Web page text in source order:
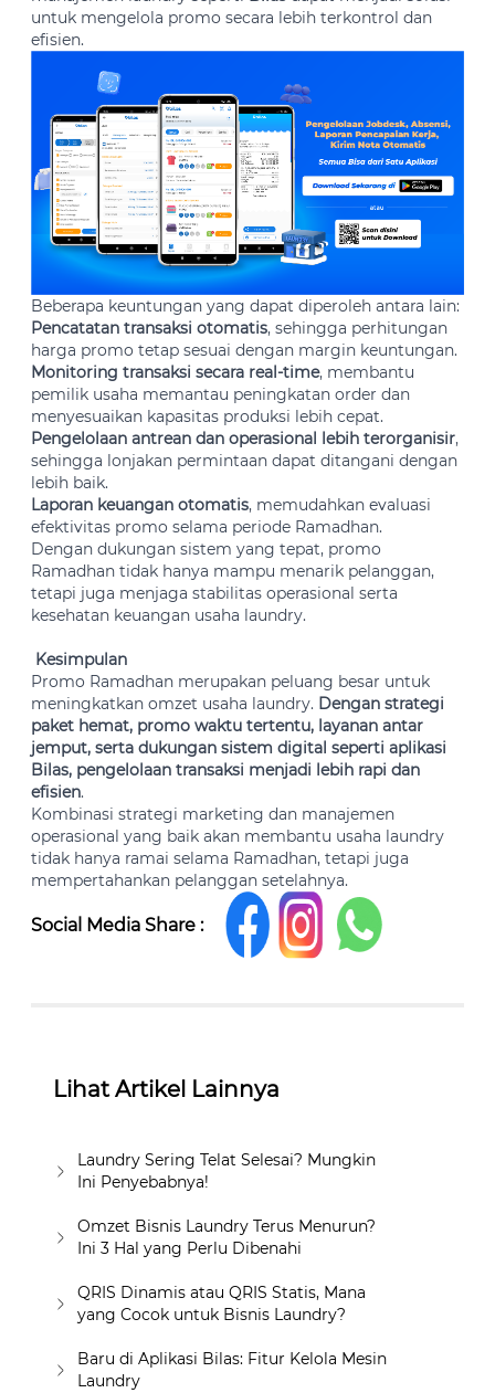
untuk mengelola promo secara lebih terkontrol dan
efisien.
Beberapa keuntungan yang dapat diperoleh antara lain:
Pencatatan transaksi otomatis, sehingga perhitungan
harga promo tetap sesuai dengan margin keuntungan.
Monitoring transaksi secara real-time, membantu
pemilik usaha memantau peningkatan order dan
menyesuaikan kapasitas produksi lebih cepat.
Pengelolaan antrean dan operasional lebih terorganisir,
sehingga lonjakan permintaan dapat ditangani dengan
lebih baik.
Laporan keuangan otomatis, memudahkan evaluasi
efektivitas promo selama periode Ramadhan.
Dengan dukungan sistem yang tepat, promo
Ramadhan tidak hanya mampu menarik pelanggan,
tetapi juga menjaga stabilitas operasional serta
kesehatan keuangan usaha laundry.
Kesimpulan
Promo Ramadhan merupakan peluang besar untuk
meningkatkan omzet usaha laundry. Dengan strategi
paket hemat, promo waktu tertentu, layanan antar
jemput, serta dukungan sistem digital seperti aplikasi
Bilas, pengelolaan transaksi menjadi lebih rapi dan
efisien.
Kombinasi strategi marketing dan manajemen
operasional yang baik akan membantu usaha laundry
tidak hanya ramai selama Ramadhan, tetapi juga
mempertahankan pelanggan setelahnya.
Social Media Share :
Lihat Artikel Lainnya
Laundry Sering Telat Selesai? Mungkin
Ini Penyebabnya!
Omzet Bisnis Laundry Terus Menurun?
Ini 3 Hal yang Perlu Dibenahi
QRIS Dinamis atau QRIS Statis, Mana
yang Cocok untuk Bisnis Laundry?
Baru di Aplikasi Bilas: Fitur Kelola Mesin
Laundry